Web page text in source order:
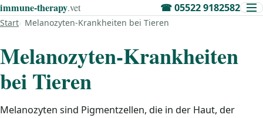
immune‑therapy.vet ☎05522 9182582
Start Melanozyten-Krankheiten bei Tieren
Melanozyten-Krankheiten
bei Tieren
Melanozyten sind Pigmentzellen, die in der Haut, der